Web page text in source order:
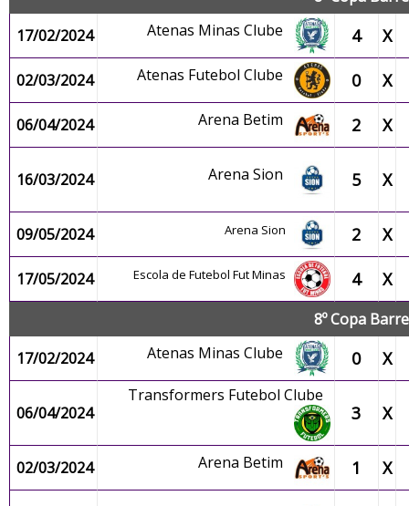
17/02/2024
Atenas Minas Clube 4 X
02/03/2024 Atenas Futebol Clube 0 X
06/04/2024 Arena Betim 2 X
16/03/2024 Arena Sion 5 X
09/05/2024 Arena Sion 2 X
17/05/2024 Escola de Futebol Fut Minas 4 X
8º Copa
17/02/2024
Atenas Minas Clube 0 X
06/04/2024
Transformers Futebol Clube
3 X
02/03/2024 Arena Betim 1 X